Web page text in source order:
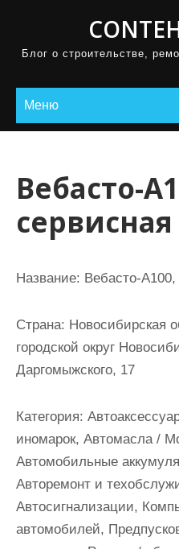
Блог о строительстве,
Меню
Вебасто-
Название: Вебасто-
Страна: Новосибирская
городской округ
Даргомыжского, 17
Категория:
иномарок, Автомасла /
Автомобильные
Авторемонт и
Автосигнализации,
автомобилей,